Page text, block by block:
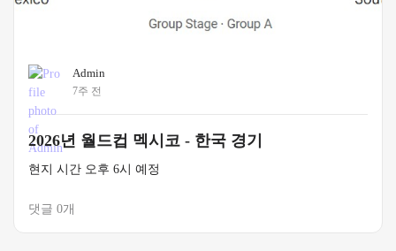
Admin
7주 전
2026년 월드컵 멕시코 - 한국 경기
현지 시간 오후 6시 예정
댓글 0개